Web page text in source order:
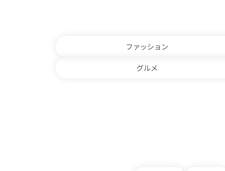
ファッション
グルメ